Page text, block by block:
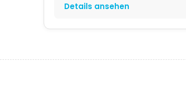
Details ansehen